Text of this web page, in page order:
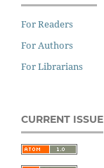
For Readers
For Authors
For Librarians
CURRENT ISSUE